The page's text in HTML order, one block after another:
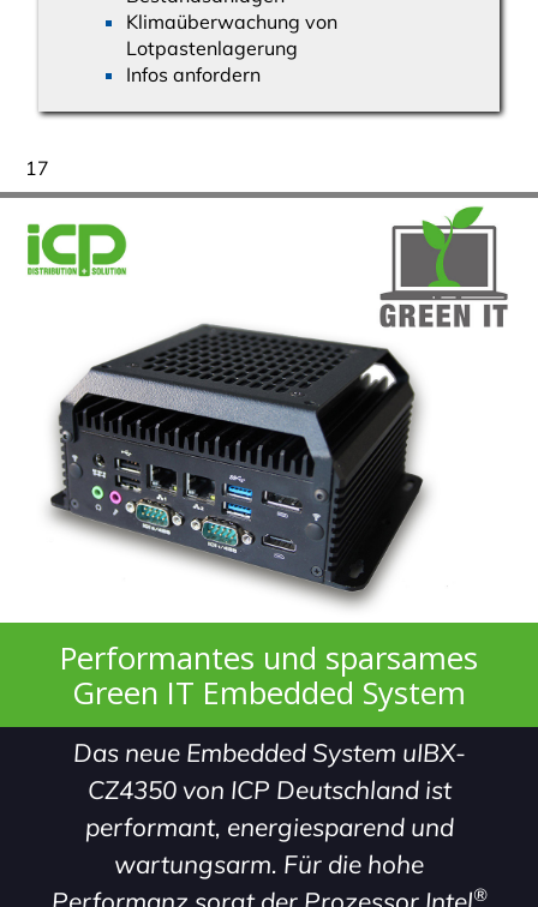
Klimaüberwachung von
Lotpastenlagerung
Infos anfordern
17
Performantes und sparsames
Green IT Embedded System
Das neue Embedded System uIBX-
CZ4350 von ICP Deutschland ist
performant, energiesparend und
wartungsarm. Für die hohe
Performanz sorgt der Prozessor Intel®